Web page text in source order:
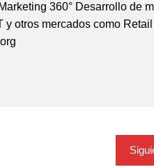
360° Desarrollo de
y otros mercados como Retail